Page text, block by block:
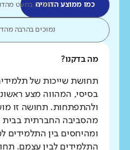
כמו ממוצע הדומיםנמוכים במעט
נמוכים בהרבה
מה בדקנו?
תחושת שייכות של
בסיסי, המהווה מצע
ולהתפתחות. תחושה זו
מהסביבה החברתית
ומהיחסים בין התלמידים
התלמידים לבין עצמם.